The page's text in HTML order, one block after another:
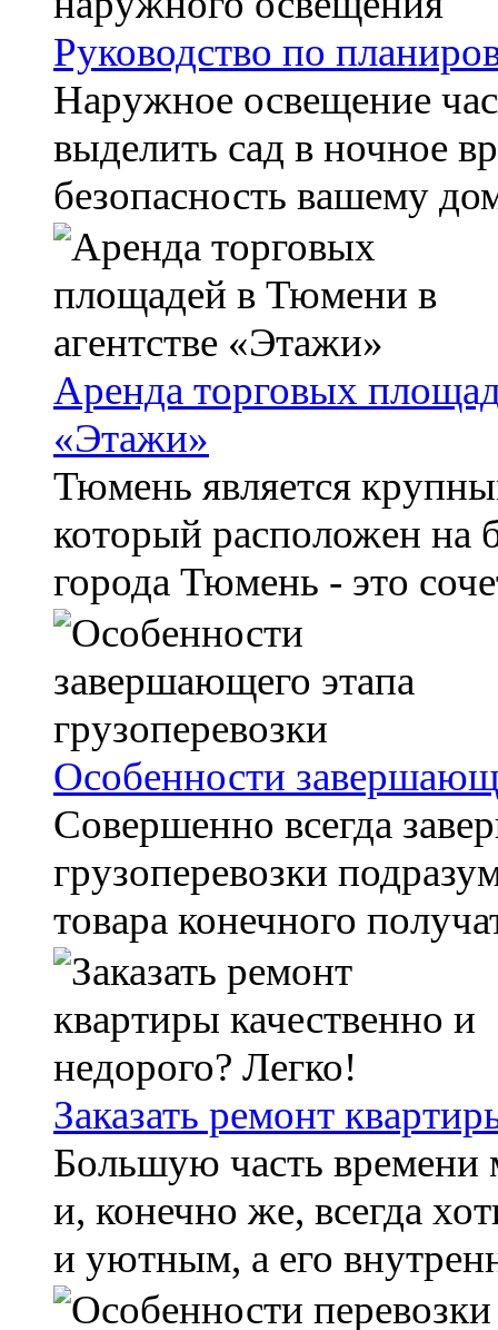
Руководство по
Наружное освещение
выделить сад в ночное
безопасность вашему
Аренда торговых
«Этажи»
Тюмень является
который расположен на
города Тюмень - это
Особенности
Совершенно всегда
грузоперевозки
товара конечного
Заказать ремонт
Большую часть времени
и, конечно же, всегда
и уютным, а его